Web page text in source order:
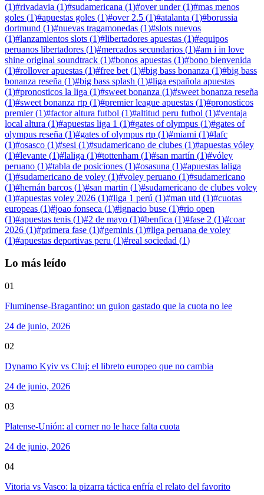
(1)#rivadavia (1)#sudamericana (1)#over under(1)#mas menos
goles (1)#apuestas goles (1)#over 2.5 (1)#atalanta (1)#borussia
dortmund (1)#nuevas tragamonedas (1)#slots nuevos
(1)#lanzamientos slots (1)#libertadores apuestas (1)#equipos
peruanos libertadores (1)#mercados secundarios (1)#am i in love
shine original soundtrack (1)#bonos apuestas (1)#bono bienvenida
(1)#rollover apuestas (1)#free bet (1)#big bass bonanza (1)#big bass
bonanza reseña (1)#big bass splash (1)#liga española apuestas
(1)#pronosticos la liga (1)#sweet bonanza (1)#sweet bonanza reseña
(1)#sweet bonanza rtp (1)#premier league apuestas (1)#pronosticos
premier(1)#factor altura futbol (1)#altitud peru futbol (1)#ventaja
local altura (1)#apuestas liga 1 (1)#gates of olympus (1)#gates of
olympus reseña (1)#gates of olympus rtp (1)#miami (1)#lafc
(1)#osasco (1)#sesi (1)#sudamericano de clubes (1)#apuestas vóley
(1)#levante (1)#laliga (1)#tottenham (1)#san martín (1)#vóley
peruano (1)#tabla de posiciones (1)#osasuna (1)#apuestas laliga
(1)#sudamericano de voley (1)#voley peruano (1)#sudamericano
(1)#hernán barcos (1)#san martin (1)#sudamericano de clubes voley
(1)#apuestas voley 2026 (1)#liga 1 perú (1)#man utd (1)#cuotas
europeas (1)#joao fonseca (1)#ignacio buse (1)#rio open
(1)#apuestas tenis (1)#2 de mayo (1)#benfica (1)#fase 2 (1)#coar
2026 (1)#primera fase (1)#geminis (1)#liga peruana de voley
(1)#apuestas deportivas peru (1)#real sociedad (1)
Lo más leído
01
Fluminense-Bragantino: un guion gastado que la cuota no lee
24 de junio, 2026
02
Dynamo Kyiv vs Cluj: el libreto europeo que no cambia
24 de junio, 2026
03
Platense-Unión: al corner no le hace falta cuota
24 de junio, 2026
04
Vitoria vs Vasco: la pizarra táctica enfría el relato del favorito